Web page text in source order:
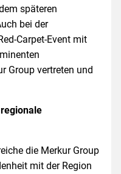
späteren
bei der
Carpet-Event mit
Group vertreten und
die Merkur Group
mit der Region